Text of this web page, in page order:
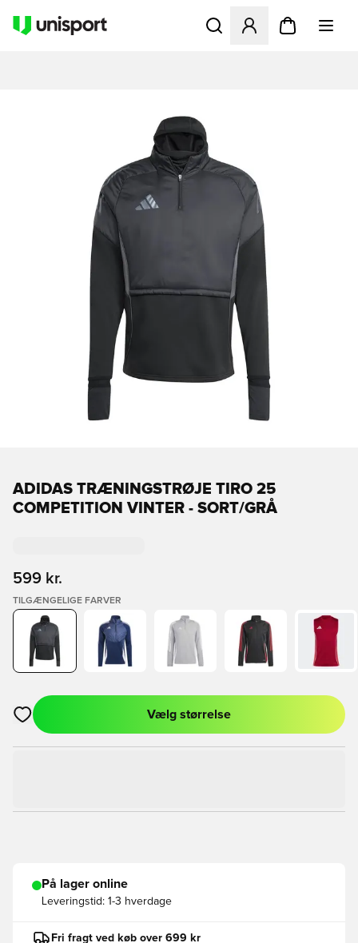
Åbner en Modal til at
ADIDAS TRÆNINGSTRØJE TIRO 25
COMPETITION VINTER - SORT/GRÅ
599 kr.
TILGÆNGELIGE FARVER
Åbner en Modal til at logge ind eller tilmelde dig som medlem
Vælg størrelse
På lager online
Leveringstid: 1-3 hverdage
Fri fragt ved køb over 699 kr